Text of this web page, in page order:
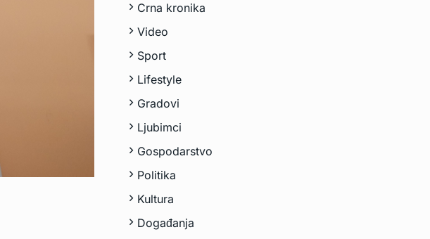
Crna kronika
Video
Sport
Lifestyle
Gradovi
Ljubimci
Gospodarstvo
Politika
Kultura
Događanja